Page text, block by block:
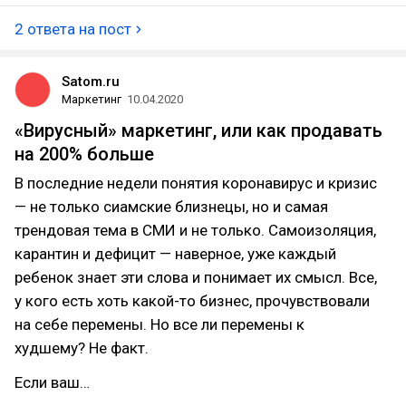
2 ответа на пост
Satom.ru
Маркетинг 10.04.2020
«Вирусный» маркетинг, или как продавать
на 200% больше
В последние недели понятия коронавирус и кризис
— не только сиамские близнецы, но и самая
трендовая тема в СМИ и не только. Самоизоляция,
карантин и дефицит — наверное, уже каждый
ребенок знает эти слова и понимает их смысл. Все,
у кого есть хоть какой-то бизнес, прочувствовали
на себе перемены. Но все ли перемены к
худшему? Не факт.
Если ваш…